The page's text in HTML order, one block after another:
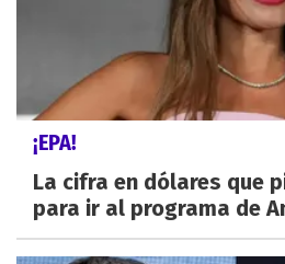
¡EPA!
La cifra en dólares que
para ir al programa de